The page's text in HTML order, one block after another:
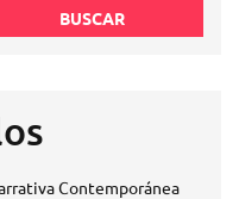
BUSCAR
Contemporánea